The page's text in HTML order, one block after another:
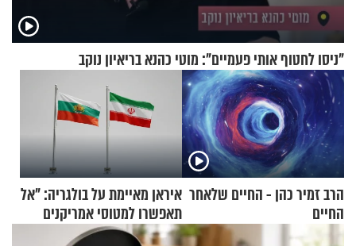
"ניסו לחטוף אותי פעמיים": מוטי כהנא בריאיון נוקב
הרב זמיר כהן - החיים שלאחר
החיים
איראן מאיימת על בולגריה: "אל
תאפשרו למטוסי אמריקנים
להמריא מהשטח שלכם"